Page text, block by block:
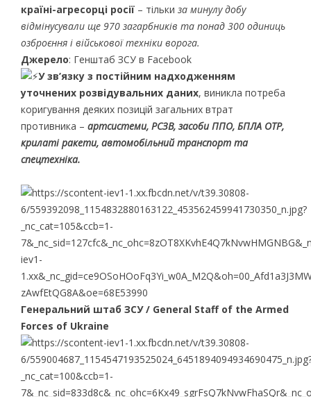
країні-агресорці росії– тільки за минулу добу
відмінусували ще 970 загарбників та понад 300 одиниць
озброєння і військової техніки ворога.
Джерело: Генштаб ЗСУ в Facebook
У зв’язку з постійним надходженням
уточнених розвідувальних даних, виникла потреба
коригування деяких позицій загальних втрат
противника – артсистеми, РСЗВ, засоби ППО, БПЛА ОТР,
крилаті ракети, автомобільний транспорт та
спецтехніка.
Генеральний штаб ЗСУ / General Staff of the Armed
Forces of Ukraine